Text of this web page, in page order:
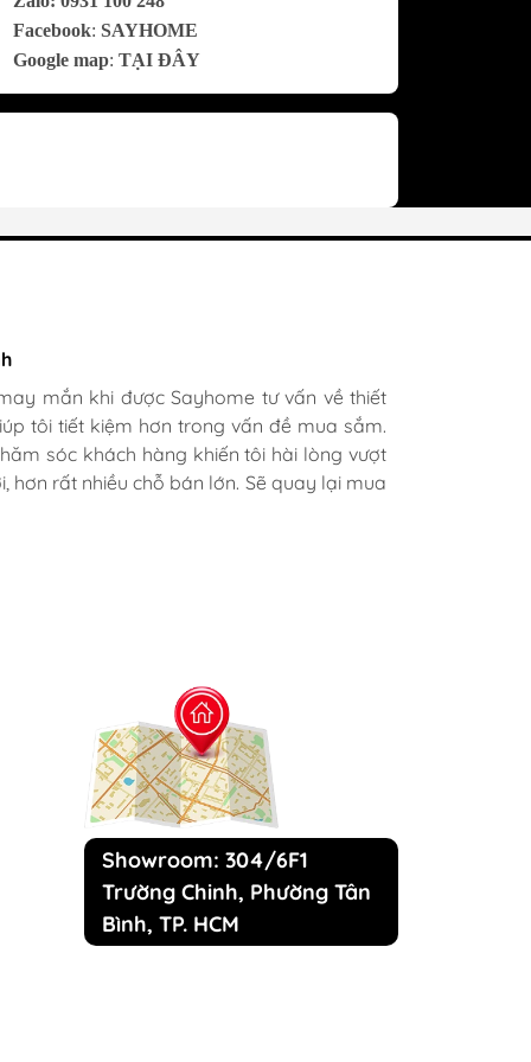
Facebook: SAYHOME
Google map: TẠI ĐÂY
sĩ X.A
cách nhân viên tư vấn, chăm sóc khách
đáo tại Sayhome. Mình đã mua 2 máy
mình và bố mẹ chồng,chất lượng ổn định.
rất nhiều mặt hàng phong phú, tha hồ lựa
Sayhome ngày càng phát triển.
mắn khi được Sayhome tư vấn về thiết
tôi tiết kiệm hơn trong vấn đề mua sắm.
sóc khách hàng khiến tôi hài lòng vượt
hơn rất nhiều chỗ bán lớn. Sẽ quay lại mua
Showroom: 304/6F1
Trường Chinh, Phường Tân
Bình, TP. HCM